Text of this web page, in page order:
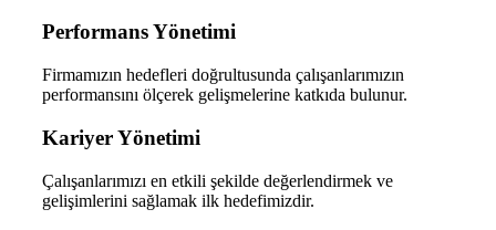
Performans Yönetimi
Firmamızın hedefleri doğrultusunda çalışanlarımızın
performansını ölçerek gelişmelerine katkıda bulunur.
Kariyer Yönetimi
Çalışanlarımızı en etkili şekilde değerlendirmek ve
gelişimlerini sağlamak ilk hedefimizdir.